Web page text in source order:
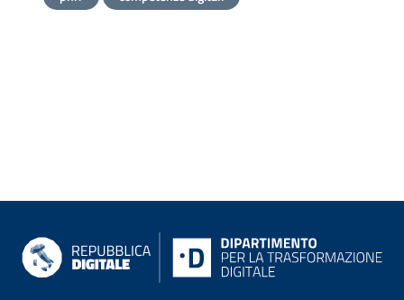
siti di riferimento